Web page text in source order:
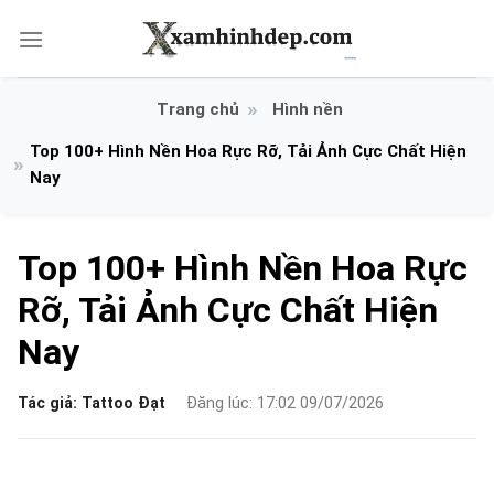
qua
Hình nền
Top 100+ Hình Nền Hoa Rực Rỡ, Tải Ảnh Cực Chất Hiện
Nay
Top 100+ Hình Nền Hoa Rực
Rỡ, Tải Ảnh Cực Chất Hiện
Nay
Tác giả: Tattoo Đạt Đăng lúc: 17:02 09/07/2026